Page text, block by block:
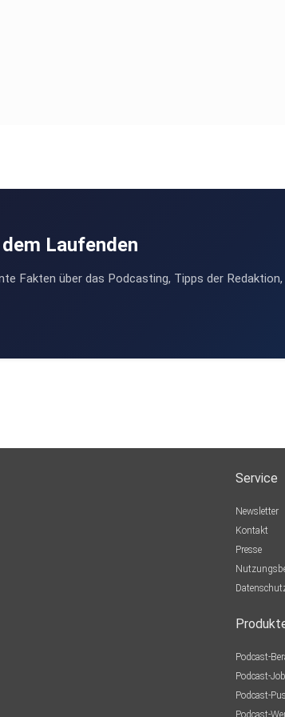
Laufenden
Fakten über das Podcasting, Tipps der
Service
Newsletter
Kontakt
Presse
Podcast-
Podcast-
Podcast-
Podcast-